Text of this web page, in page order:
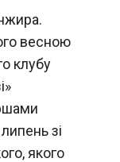
весною
клубу
зі
якого